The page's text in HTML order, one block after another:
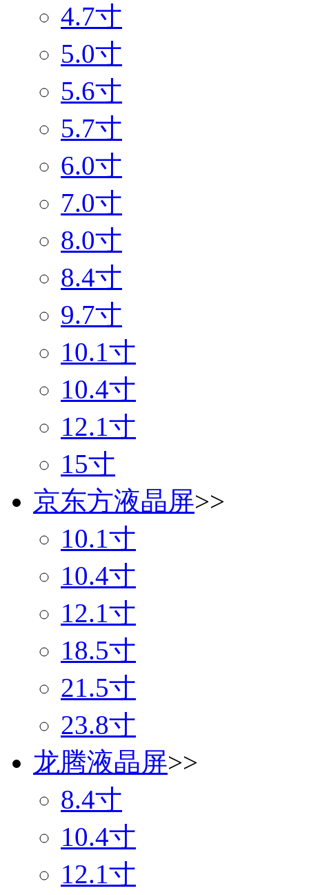
4.7寸
5.0寸
5.6寸
5.7寸
6.0寸
7.0寸
8.0寸
8.4寸
9.7寸
10.1寸
10.4寸
12.1寸
15寸
京东方液晶屏>>
10.1寸
10.4寸
12.1寸
18.5寸
21.5寸
23.8寸
龙腾液晶屏>>
8.4寸
10.4寸
12.1寸